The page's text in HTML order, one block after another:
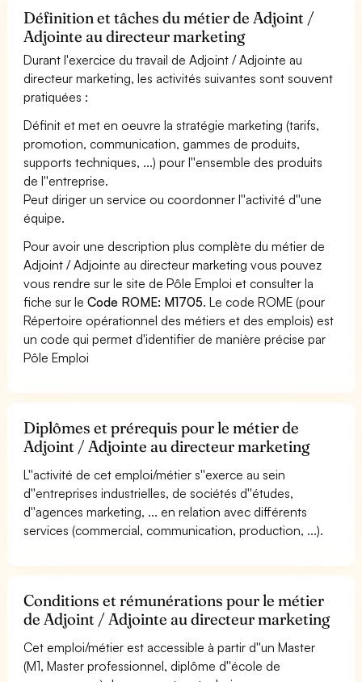
Définition et tâches du métier de Adjoint /
Adjointe au directeur marketing
Durant l'exercice du travail de Adjoint / Adjointe au
directeur marketing, les activités suivantes sont souvent
pratiquées :
Définit et met en oeuvre la stratégie marketing (tarifs,
promotion, communication, gammes de produits,
supports techniques, ...) pour l''ensemble des produits
de l''entreprise.
Peut diriger un service ou coordonner l''activité d''une
équipe.
Pour avoir une description plus complète du métier de
Adjoint / Adjointe au directeur marketing vous pouvez
vous rendre sur le site de Pôle Emploi et consulter la
fiche sur leCode ROME: M1705. Le code ROME (pour
Répertoire opérationnel des métiers et des emplois) est
un code qui permet d'identifier de manière précise par
Pôle Emploi
Diplômes et prérequis pour le métier de
Adjoint / Adjointe au directeur marketing
L''activité de cet emploi/métier s''exerce au sein
d''entreprises industrielles, de sociétés d''études,
d''agences marketing, ... en relation avec différents
services (commercial, communication, production, ...).
Conditions et rémunérations pour le métier
de Adjoint / Adjointe au directeur marketing
Cet emploi/métier est accessible à partir d''un Master
(M1, Master professionnel, diplôme d''école de